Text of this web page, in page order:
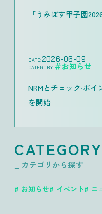
「うみぽす甲子園
DATE:2026-06-09
CATEGORY: ＃お知らせ
NRMとチェック‧ポ
を開始
CATEGORY
_ カテゴリから探す
お知らせ イベント ニ